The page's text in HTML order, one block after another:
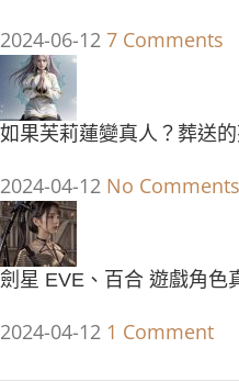
2024-06-12 7 Comments
如果芙莉蓮變真人？葬送
2024-04-12 No Comments
劍星 EVE、百合 遊戲角色
2024-04-12 1 Comment